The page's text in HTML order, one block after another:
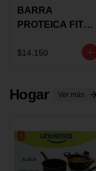
BARRA
PROTEICA FIT
CHOCOLATE X
$14.150
Hogar Ver más